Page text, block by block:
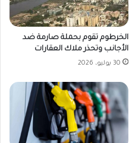
الخرطوم تقوم بحملة صارمة ضد
الأجانب وتحذر ملاك العقارات
30 يوليو، 2026